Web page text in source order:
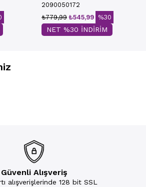
2090050172
₺545,99
₺779,99 %30
NET %30 İNDİRİM
Güvenli Alışveriş
alışverişlerinde 128 bit SSL